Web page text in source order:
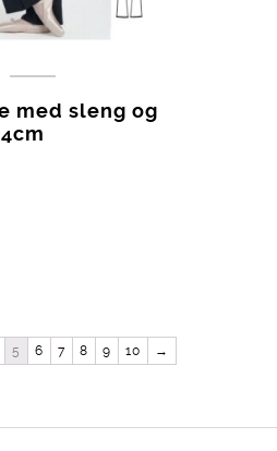
med sleng og
5 6 7 8 9 10 →